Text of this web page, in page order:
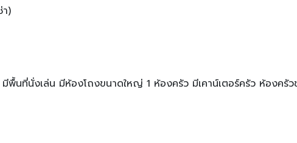
)
นที่นั่งเล่น มีห้องโถงขนาดใหญ่ 1 ห้องครัว มีเคาน์เตอร์ครัว ห้องครั